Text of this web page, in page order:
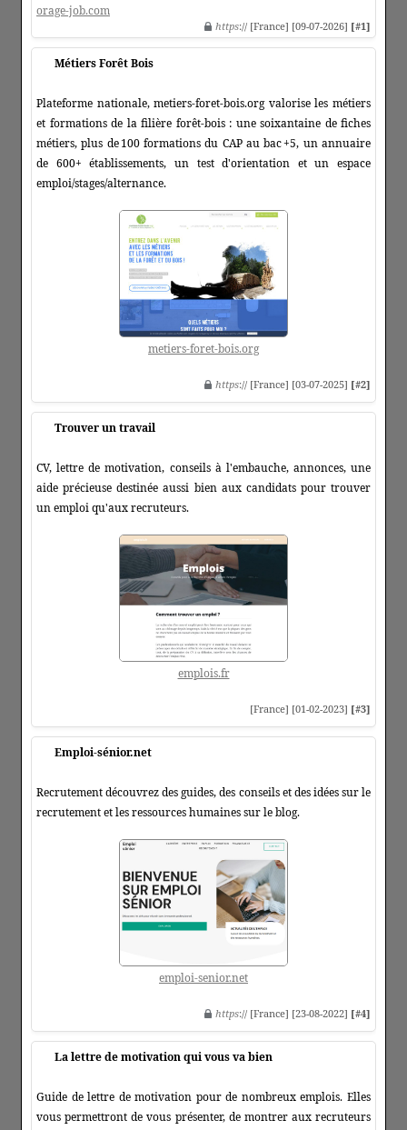
orage-job.com
https:// [France] [09-07-2026] [#1]
Métiers Forêt Bois
Plateforme nationale, metiers‑foret‑bois.org valorise les métiers
et formations de la filière forêt‑bois : une soixantaine de fiches
métiers, plus de 100 formations du CAP au bac +5, un annuaire
de 600+ établissements, un test d'orientation et un espace
emploi/stages/alternance.
metiers-foret-bois.org
https:// [France] [03-07-2025] [#2]
Trouver un travail
CV, lettre de motivation, conseils à l'embauche, annonces, une
aide précieuse destinée aussi bien aux candidats pour trouver
un emploi qu'aux recruteurs.
emplois.fr
[France] [01-02-2023] [#3]
Emploi-sénior.net
Recrutement découvrez des guides, des conseils et des idées sur le
recrutement et les ressources humaines sur le blog.
emploi-senior.net
https:// [France] [23-08-2022] [#4]
La lettre de motivation qui vous va bien
Guide de lettre de motivation pour de nombreux emplois. Elles
vous permettront de vous présenter, de montrer aux recruteurs